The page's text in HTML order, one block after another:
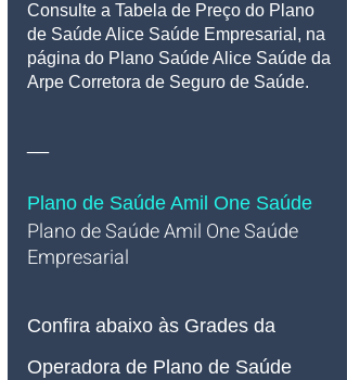
Consulte a Tabela de Preço do Plano
de Saúde Alice Saúde Empresarial, na
página do Plano Saúde Alice Saúde da
Arpe Corretora de Seguro de Saúde.
Plano de Saúde Amil One Saúde
Plano de Saúde Amil One Saúde
Empresarial
Confira abaixo às Grades da
Operadora de Plano de Saúde